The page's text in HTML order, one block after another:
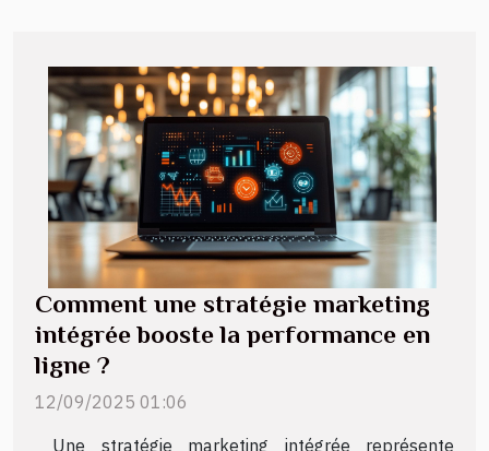
Comment une stratégie marketing
intégrée booste la performance en
ligne ?
12/09/2025 01:06
Une stratégie marketing intégrée représente